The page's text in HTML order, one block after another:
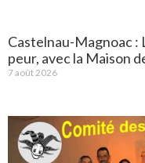
Castelnau-Magnoac :
peur, avec la Maison
7 août 2026